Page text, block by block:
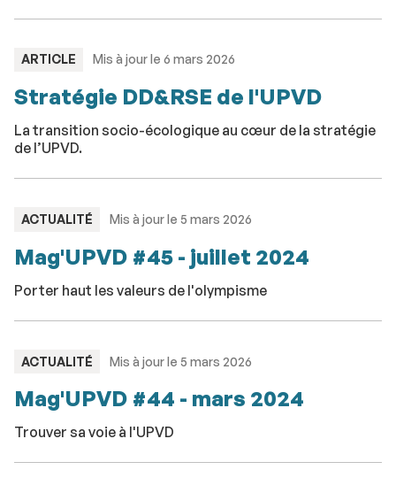
TYPE
ARTICLE Mis à jour le 6 mars 2026
Stratégie DD&RSE de l'UPVD
La transition socio-écologique au cœur de la stratégie
de l’UPVD.
TYPE
ACTUALITÉ Mis à jour le 5 mars 2026
Mag'UPVD #45 - juillet 2024
Porter haut les valeurs de l'olympisme
TYPE
ACTUALITÉ Mis à jour le 5 mars 2026
Mag'UPVD #44 - mars 2024
Trouver sa voie à l'UPVD